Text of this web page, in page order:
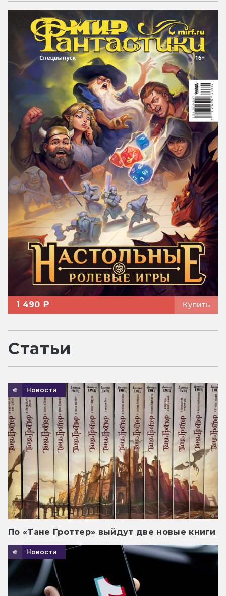
1 490 ₽ Купить
Статьи
Новости
По «Тане Гроттер» выйдут две новые книги
Новости